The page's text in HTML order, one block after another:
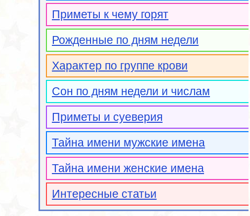
Приметы к чему горят
Рожденные по дням недели
Характер по группе крови
Сон по дням недели и числам
Приметы и суеверия
Тайна имени мужские имена
Тайна имени женские имена
Интересные статьи